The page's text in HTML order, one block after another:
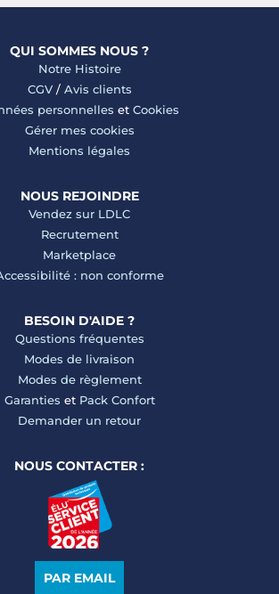
QUI SOMMES NOUS ?
Notre Histoire
CGV/ Avis clients
personnelles et Cookies
Gérer mes cookies
Mentions légales
NOUS REJOINDRE
Vendez sur LDLC
Recrutement
Marketplace
: non conforme
BESOIN D'AIDE ?
Questions fréquentes
Modes de livraison
Modes de règlement
Garanties et Pack Confort
Demander un retour
NOUS CONTACTER :
PAR EMAIL